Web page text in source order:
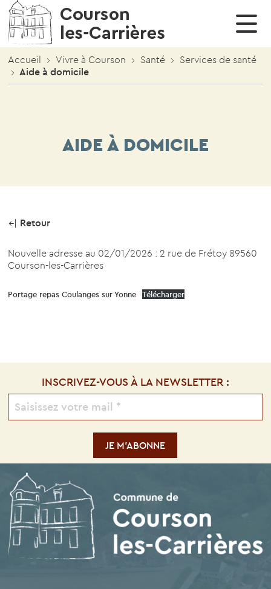
Accueil Vivre à Courson Santé
Services de santé
Aide à domicile
AIDE À DOMICILE
Retour
Nouvelle adresse au 02/01/2026 : 2 rue de Frétoy 89560
Courson-les-Carrières
Portage repas Coulanges sur Yonne Télécharger
INSCRIVEZ-VOUS À LA NEWSLETTER :
Votre mairie
Affouages
Démarches Administratives
Conseil municipal
Conseil municipal
Réunions
Délibérations
Vivre à Courson
Cérémonies & manifestations
Liens utiles
Cérémonies & manifestations
Photothèque
Enfance et Jeunesse
Education & Périscolaire
Restauration Scolaire
Restauration Scolaire
Menus de l’année scolaire en cours
Vie économique
Annuaire des activités professionnelles
Culture – Evénements – Manifestations
SPORTS